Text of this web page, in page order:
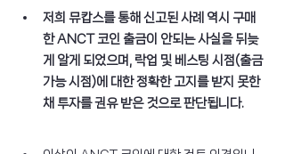
저희 뮤캅스를 통해 신고된 사례 역시 구매
한 ANCT 코인 출금이 안되는 사실을 뒤늦
게 알게 되었으며, 락업 및 베스팅 시점(출금
가능 시점)에 대한 정확한 고지를 받지 못한
채 투자를 권유 받은 것으로 판단됩니다.